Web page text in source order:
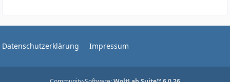
Datenschutzerklärung Impressum